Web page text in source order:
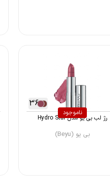
36
ناموجود
رژ لب بی یو مدل Hydro Star
بی یو (Beyu)